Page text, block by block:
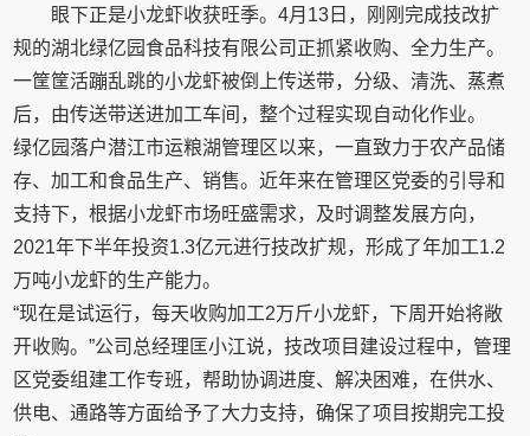
眼下正是小龙虾收获旺季。4月13日，刚刚完成技改扩
规的湖北绿亿园食品科技有限公司正抓紧收购、全力生产。
一筐筐活蹦乱跳的小龙虾被倒上传送带，分级、清洗、蒸煮
后，由传送带送进加工车间，整个过程实现自动化作业。
绿亿园落户潜江市运粮湖管理区以来，一直致力于农产品储
存、加工和食品生产、销售。近年来在管理区党委的引导和
支持下，根据小龙虾市场旺盛需求，及时调整发展方向，
2021年下半年投资1.3亿元进行技改扩规，形成了年加工1.2
万吨小龙虾的生产能力。
“现在是试运行，每天收购加工2万斤小龙虾，下周开始将敞
开收购。”公司总经理匡小江说，技改项目建设过程中，管理
区党委组建工作专班，帮助协调进度、解决困难，在供水、
供电、通路等方面给予了大力支持，确保了项目按期完工投